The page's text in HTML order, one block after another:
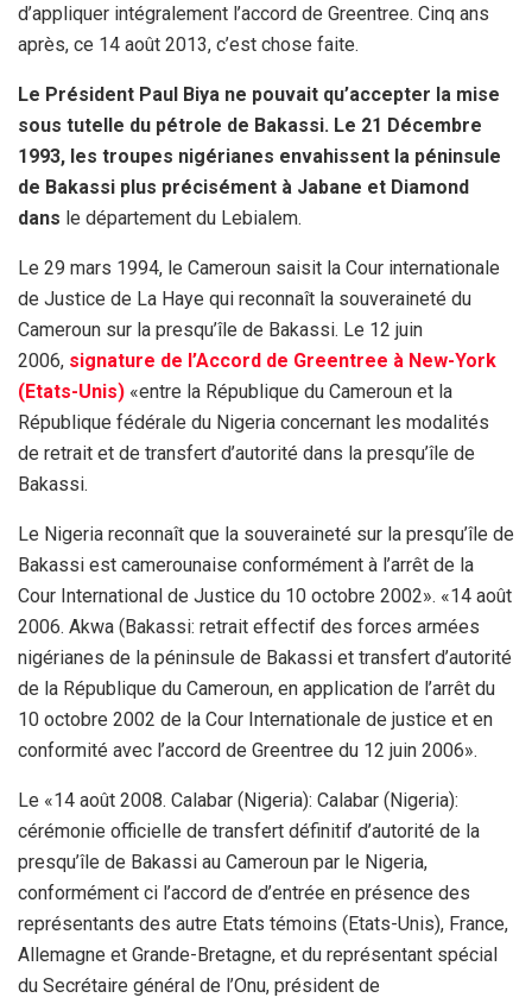
d’appliquer intégralement l’accord de Greentree. Cinq ans
après, ce 14 août 2013, c’est chose faite.
Le Président Paul Biya ne pouvait qu’accepter la mise
sous tutelle du pétrole de Bakassi. Le 21 Décembre
1993, les troupes nigérianes envahissent la péninsule
de Bakassi plus précisément à Jabane et Diamond
dans le département du Lebialem.
Le 29 mars 1994, le Cameroun saisit la Cour internationale
de Justice de La Haye qui reconnaît la souveraineté du
Cameroun sur la presqu’île de Bakassi. Le 12 juin
2006, signature de l’Accord de Greentree à New-York
(Etats-Unis) «entre la République du Cameroun et la
République fédérale du Nigeria concernant les modalités
de retrait et de transfert d’autorité dans la presqu’île de
Bakassi.
Le Nigeria reconnaît que la souveraineté sur la presqu’île de
Bakassi est camerounaise conformément à l’arrêt de la
Cour International de Justice du 10 octobre 2002». «14 août
2006. Akwa (Bakassi: retrait effectif des forces armées
nigérianes de la péninsule de Bakassi et transfert d’autorité
de la République du Cameroun, en application de l’arrêt du
10 octobre 2002 de la Cour Internationale de justice et en
conformité avec l’accord de Greentree du 12 juin 2006».
Le «14 août 2008. Calabar (Nigeria): Calabar (Nigeria):
cérémonie officielle de transfert définitif d’autorité de la
presqu’île de Bakassi au Cameroun par le Nigeria,
conformément ci l’accord de d’entrée en présence des
représentants des autre Etats témoins (Etats-Unis), France,
Allemagne et Grande-Bretagne, et du représentant spécial
du Secrétaire général de l’Onu, président de